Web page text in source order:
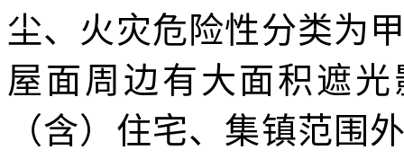
尘、火灾危险性分类为
屋面周边有大面积遮
（含）住宅、集镇范围